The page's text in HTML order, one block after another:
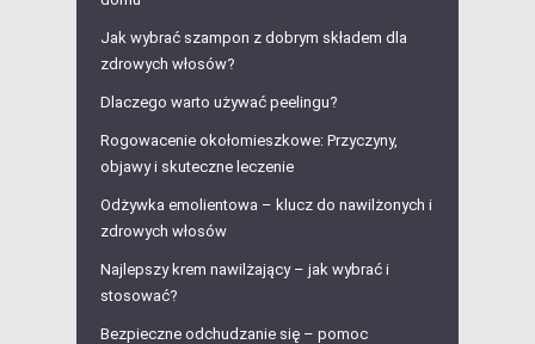
Jak wybrać szampon z dobrym składem dla
zdrowych włosów?
Dlaczego warto używać peelingu?
Rogowacenie okołomieszkowe: Przyczyny,
objawy i skuteczne leczenie
Odżywka emolientowa – klucz do nawilżonych i
zdrowych włosów
Najlepszy krem nawilżający – jak wybrać i
stosować?
Bezpieczne odchudzanie się – pomoc